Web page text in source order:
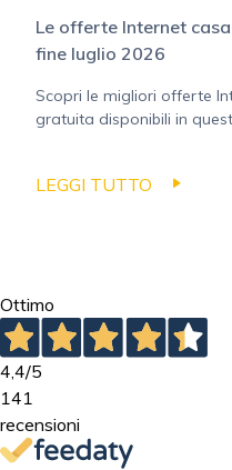
Le offerte Internet
fine luglio 2026
Scopri le migliori offerte
gratuita disponibili in
LEGGI TUTTO
Ottimo
4,4/5
141
recensioni